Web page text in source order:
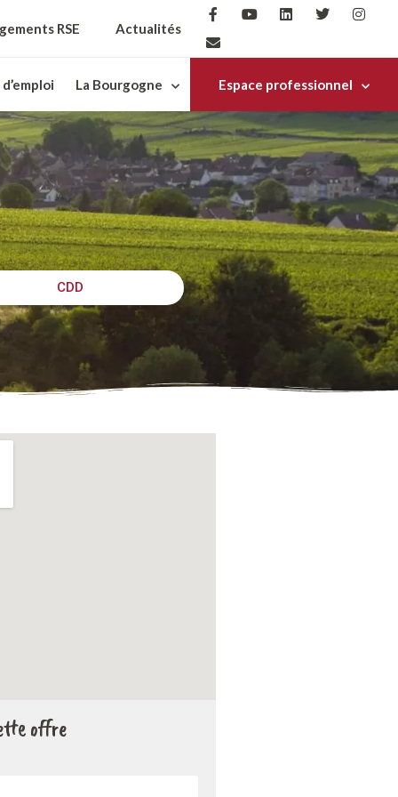
RSE Actualités
La Bourgogne Espace professionnel
CDD
offre